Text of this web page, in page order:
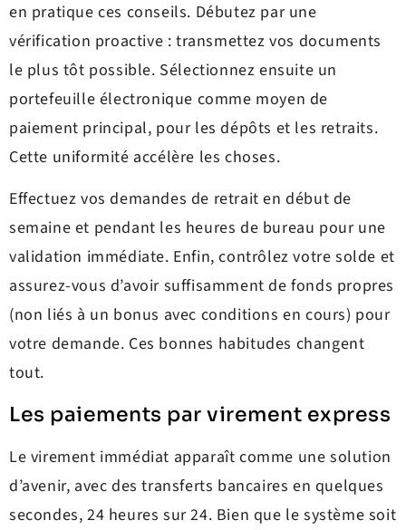
en pratique ces conseils. Débutez par une
vérification proactive : transmettez vos documents
le plus tôt possible. Sélectionnez ensuite un
portefeuille électronique comme moyen de
paiement principal, pour les dépôts et les retraits.
Cette uniformité accélère les choses.
Effectuez vos demandes de retrait en début de
semaine et pendant les heures de bureau pour une
validation immédiate. Enfin, contrôlez votre solde et
assurez-vous d’avoir suffisamment de fonds propres
(non liés à un bonus avec conditions en cours) pour
votre demande. Ces bonnes habitudes changent
tout.
Les paiements par virement express
Le virement immédiat apparaît comme une solution
d’avenir, avec des transferts bancaires en quelques
secondes, 24 heures sur 24. Bien que le système soit